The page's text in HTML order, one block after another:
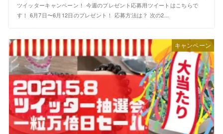
ツイッターキャンペーン！ 今週のプレゼント応募用ツイートはこちらで
す！ 6月7日〜6月12日のプレゼント！ 応募方法は？ 次の2...
キャンペーン